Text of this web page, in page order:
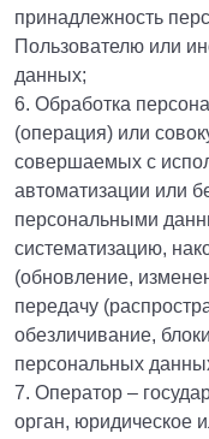
принадлежность
Пользователю или
данных;
6. Обработка
(операция) или
совершаемых с
автоматизации или
персональными
систематизацию,
(обновление,
передачу
обезличивание,
персональных
7. Оператор –
орган, юридическое